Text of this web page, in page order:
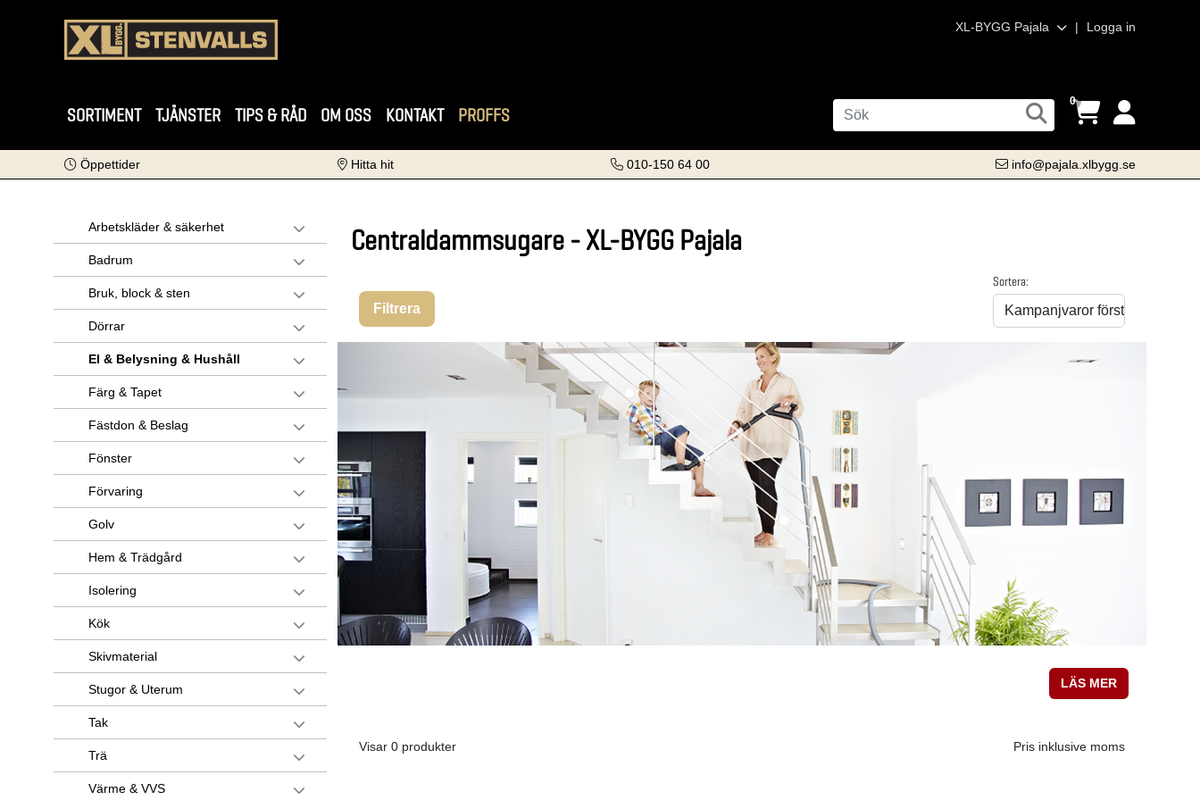
XL-BYGG Pajala | Logga in
SORTIMENT TJÄNSTER TIPS & RÅD OM OSS KONTAKT PROFFS
0
Öppettider Hitta hit 010-150 64 00 info@pajala.xlbygg.se
Arbetskläder & säkerhet
Badrum
Bruk, block & sten
Dörrar
El & Belysning & Hushåll
Färg & Tapet
Fästdon & Beslag
Fönster
Förvaring
Golv
Hem & Trädgård
Isolering
Kök
Skivmaterial
Stugor & Uterum
Tak
Trä
Värme & VVS
Centraldammsugare - XL-BYGG Pajala
Filtrera
Sortera:
LÄS MER
Visar 0 produkter Pris inklusive moms